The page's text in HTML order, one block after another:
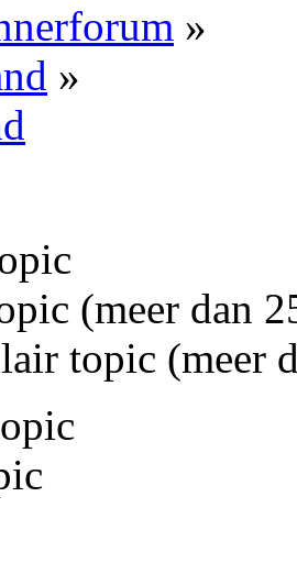
»
»
(meer dan
topic (meer